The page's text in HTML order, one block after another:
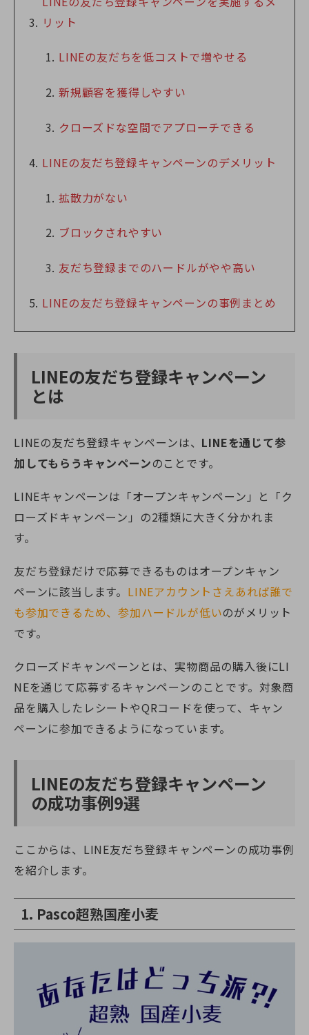
リット
LINEの友だちを低コストで増やせる
新規顧客を獲得しやすい
クローズドな空間でアプローチできる
LINEの友だち登録キャンペーンのデメリット
拡散力がない
ブロックされやすい
友だち登録までのハードルがやや高い
LINEの友だち登録キャンペーンの事例まとめ
LINEの友だち登録キャンペーン
とは
LINEの友だち登録キャンペーンは、 LINEを通じて参
加してもらうキャンペーンのことです。
LINEキャンペーンは「オープンキャンペーン」と「ク
ローズドキャンペーン」の2種類に大きく分かれま
す。
友だち登録だけで応募できるものはオープンキャン
ペーンに該当します。 LINEアカウントさえあれば誰で
も参加できるため、参加ハードルが低いのがメリット
です。
クローズドキャンペーンとは、実物商品の購入後にLI
NEを通じて応募するキャンペーンのことです。対象商
品を購入したレシートやQRコードを使って、キャン
ペーンに参加できるようになっています。
LINEの友だち登録キャンペーン
の成功事例9選
ここからは、LINE友だち登録キャンペーンの成功事例
を紹介します。
1. Pasco超熟国産小麦